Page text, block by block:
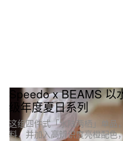
Speedo x BEAMS
级年度夏日系列
这组四件式「水陆两栖」单品
料，并加入高辨识度亮橙配色